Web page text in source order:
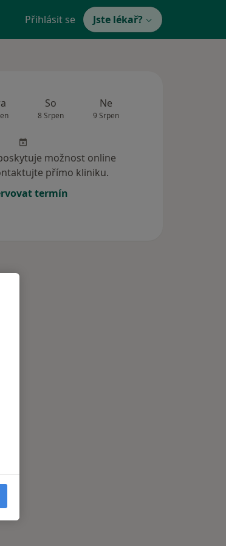
Přihlásit se Jste lékař?
So
8 Srpen
Ne
9 Srpen
možnost online
přímo kliniku.
termín